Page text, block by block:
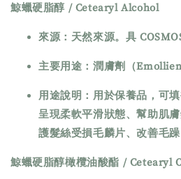
鯨蠟硬脂醇 / Cetearyl Alcohol
來源：天然來源。具
主要用途：潤膚劑（
用途說明：用於保養品，可
呈現柔軟平滑狀態、幫助肌
護髮絲受損毛麟片、改善毛躁
鯨蠟硬脂醇橄欖油酸酯 / Cetearyl